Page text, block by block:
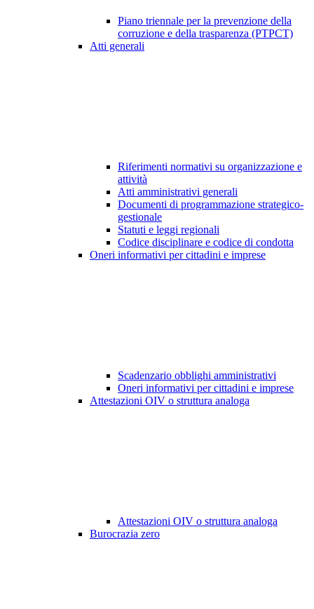
Piano triennale per la prevenzione della
corruzione e della trasparenza (PTPCT)
Atti generali
Riferimenti normativi su organizzazione e
attività
Atti amministrativi generali
Documenti di programmazione strategico-
gestionale
Statuti e leggi regionali
Codice disciplinare e codice di condotta
Oneri informativi per cittadini e imprese
Scadenzario obblighi amministrativi
Oneri informativi per cittadini e imprese
Attestazioni OIV o struttura analoga
Attestazioni OIV o struttura analoga
Burocrazia zero